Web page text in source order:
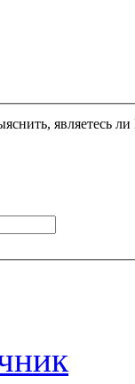
представляете из себя робота